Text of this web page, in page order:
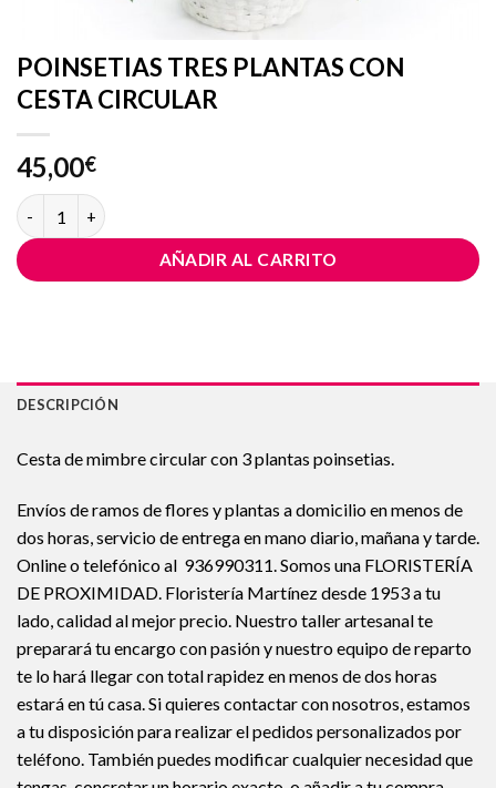
POINSETIAS TRES PLANTAS CON
CESTA CIRCULAR
45,00€
POINSETIAS TRES PLANTAS CON CESTA CIRCULAR cantidad
AÑADIR AL CARRITO
DESCRIPCIÓN
Cesta de mimbre circular con 3 plantas poinsetias.
Envíos de ramos de flores y plantas a domicilio en menos de
dos horas, servicio de entrega en mano diario, mañana y tarde.
Online o telefónico al 936990311. Somos una FLORISTERÍA
DE PROXIMIDAD. Floristería Martínez desde 1953 a tu
lado, calidad al mejor precio. Nuestro taller artesanal te
preparará tu encargo con pasión y nuestro equipo de reparto
te lo hará llegar con total rapidez en menos de dos horas
estará en tú casa. Si quieres contactar con nosotros, estamos
a tu disposición para realizar el pedidos personalizados por
teléfono. También puedes modificar cualquier necesidad que